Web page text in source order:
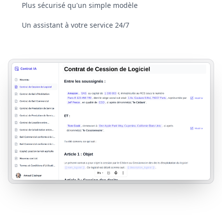
Plus sécurisé qu'un simple modèle
Un assistant à votre service 24/7